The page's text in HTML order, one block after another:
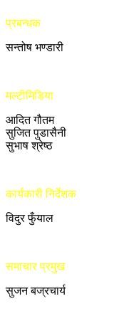
प्रबन्धक
सन्तोष भण्डारी
मल्टीमिडिया
आदित गौतम
सुजित पुडासैनी
सुभाष श्रेष्ठ
कार्यकारी निर्देशक
विदुर फुँयाल
समाचार प्रमुख
सुजन बज्रचार्य